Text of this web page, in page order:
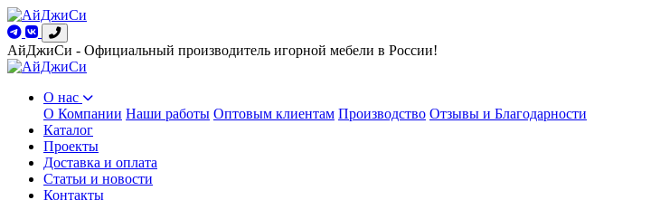
АйДжиСи - Официальный производитель игорной мебели в России!
О нас
О Компании Наши работы Оптовым клиентам Производство Отзывы и Благодарности
Каталог
Проекты
Доставка и оплата
Статьи и новости
Контакты